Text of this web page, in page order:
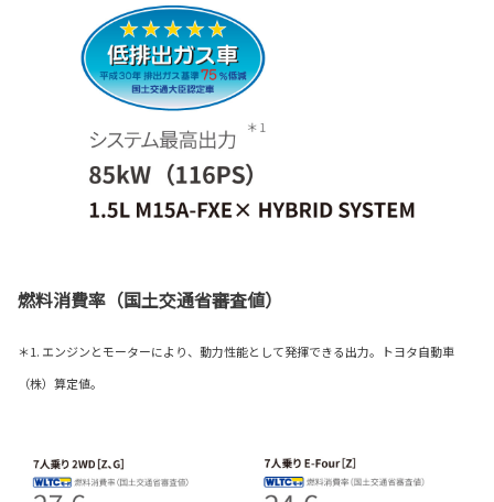
燃料消費率（国土交通省審査値）
＊1. エンジンとモーターにより、動力性能として発揮できる出力。トヨタ自動車
（株）算定値。